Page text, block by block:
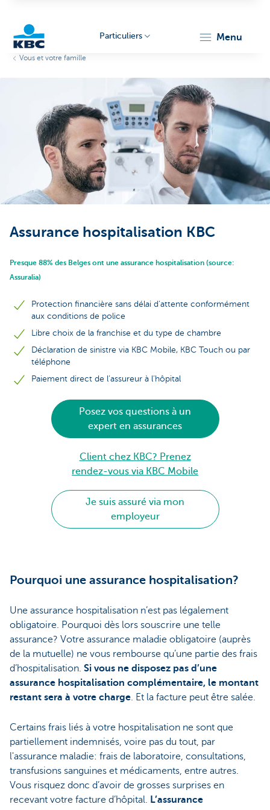
Particuliers menu
Vous et votre famille
Assurance hospitalisation KBC
Presque 88% des Belges ont une assurance hospitalisation (source:
Assuralia)
Protection financière sans délai d'attente conformément
aux conditions de police
Libre choix de la franchise et du type de chambre
Déclaration de sinistre via KBC Mobile, KBC Touch ou par
téléphone
Paiement direct de l’assureur à l’hôpital
Posez vos questions à un
expert en assurances
Client chez KBC? Prenez
rendez-vous via KBC Mobile
Je suis assuré via mon
employeur
Pourquoi une assurance hospitalisation?
Une assurance hospitalisation n’est pas légalement
obligatoire. Pourquoi dès lors souscrire une telle
assurance? Votre assurance maladie obligatoire (auprès
de la mutuelle) ne vous rembourse qu’une partie des frais
d’hospitalisation. Si vous ne disposez pas d’une
assurance hospitalisation complémentaire, le montant
restant sera à votre charge. Et la facture peut être salée.
Certains frais liés à votre hospitalisation ne sont que
partiellement indemnisés, voire pas du tout, par
l'assurance maladie: frais de laboratoire, consultations,
transfusions sanguines et médicaments, entre autres.
Vous risquez donc d’avoir de grosses surprises en
recevant votre facture d’hôpital. L’assurance